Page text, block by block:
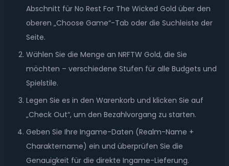
Abschnitt für No Rest For The Wicked Gold über den
oberen „Choose Game“-Tab oder die Suchleiste der
Seite.
Wählen Sie die Menge an NRFTW Gold, die Sie
möchten – verschiedene Stufen für alle Budgets und
Spielstile.
Legen Sie es in den Warenkorb und klicken Sie auf
„Check Out“, um den Bezahlvorgang zu starten.
Geben Sie Ihre Ingame-Daten (Realm-Name +
Charaktername) ein und überprüfen Sie die
Genauigkeit für die direkte Ingame-Lieferung.